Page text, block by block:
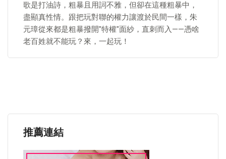
歌是打油詩，粗暴且用詞不雅，但卻在這種粗暴中，
盡顯真性情。跟把玩對聯的權力讓渡於民間一樣，朱
元璋從來都是粗暴撥開"特權"面紗，直刺而入——憑啥
老百姓就不能玩？來，一起玩！
推薦連結